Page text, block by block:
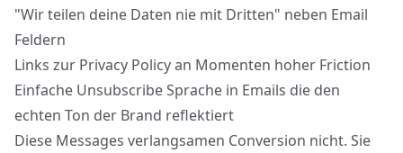
"Wir teilen deine Daten nie mit Dritten" neben Email
Feldern
Links zur Privacy Policy an Momenten hoher Friction
Einfache Unsubscribe Sprache in Emails die den
echten Ton der Brand reflektiert
Diese Messages verlangsamen Conversion nicht. Sie